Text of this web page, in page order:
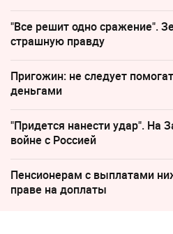
"Все решит одно сражение".
страшную правду
Пригожин: не следует
деньгами
"Придется нанести удар". На
войне с Россией
Пенсионерам с выплатами
праве на доплаты